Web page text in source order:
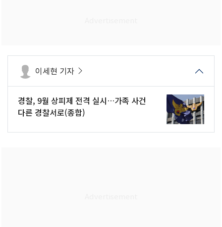
이세현 기자
경찰, 9월 상피제 전격 실시…가족 사건
다른 경찰서로(종합)